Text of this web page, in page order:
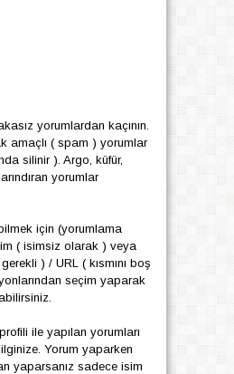
yorumlardan kaçının.
amaçlı ( spam ) yorumlar
silinir ). Argo, küfür,
yorumlar
için (yorumlama
( isimsiz olarak ) veya
) / URL ( kısmını boş
seçim yaparak
ile yapılan yorumları
Yorum yaparken
yaparsanız sadece isim